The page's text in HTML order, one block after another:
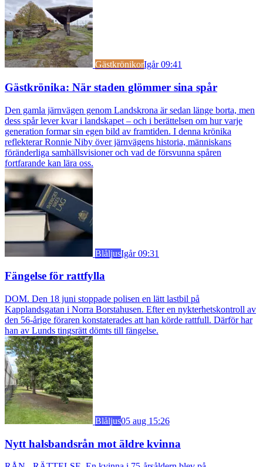
GästkrönikorIgår 09:41
Gästkrönika: När staden glömmer sina spår
Den gamla järnvägen genom Landskrona är sedan länge borta, men
dess spår lever kvar i landskapet – och i berättelsen om hur varje
generation formar sin egen bild av framtiden. I denna krönika
reflekterar Ronnie Niby över järnvägens historia, människans
föränderliga samhällsvisioner och vad de försvunna spåren
fortfarande kan lära oss.
BlåljusIgår 09:31
Fängelse för rattfylla
DOM. Den 18 juni stoppade polisen en lätt lastbil på
Kapplandsgatan i Norra Borstahusen. Efter en nykterhetskontroll av
den 56-årige föraren konstaterades att han körde rattfull. Därför har
han av Lunds tingsrätt dömts till fängelse.
Blåljus05 aug 15:26
Nytt halsbandsrån mot äldre kvinna